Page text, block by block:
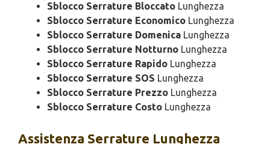
Sblocco Serrature Bloccato Lunghezza
Sblocco Serrature Economico Lunghezza
Sblocco Serrature Domenica Lunghezza
Sblocco Serrature Notturno Lunghezza
Sblocco Serrature Rapido Lunghezza
Sblocco Serrature SOS Lunghezza
Sblocco Serrature Prezzo Lunghezza
Sblocco Serrature Costo Lunghezza
Assistenza Serrature Lunghezza